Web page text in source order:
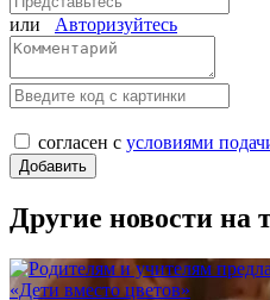
или Авторизуйтесь
согласен с условиями
Другие новости на